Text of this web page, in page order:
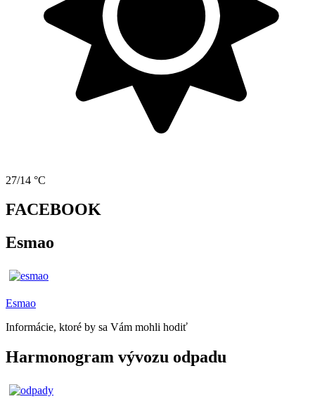
27/14 °C
FACEBOOK
Esmao
Esmao
Informácie, ktoré by sa Vám mohli hodiť
Harmonogram vývozu odpadu